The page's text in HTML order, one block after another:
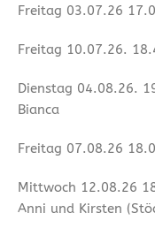
Freitag 03.07.26
Freitag 10.07.26.
Dienstag 04.08.26.
Bianca
Freitag 07.08.26
Mittwoch 12.08.26
Anni und Kirsten